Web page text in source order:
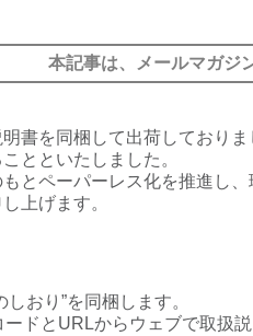
本記事は、メールマガジ
書を同梱して出荷しており
とといたしました。
とペーパーレス化を推進し
上げます。
おり”を同梱します。
ードとURLからウェブで取扱